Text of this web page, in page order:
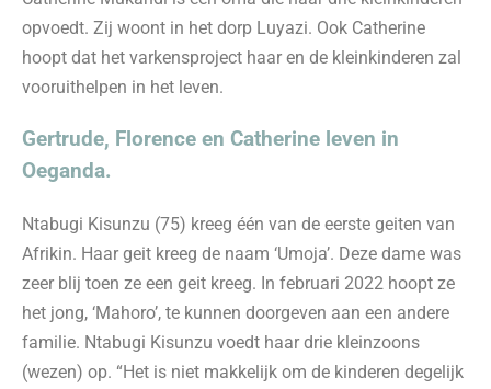
opvoedt. Zij woont in het dorp Luyazi. Ook Catherine
hoopt dat het varkensproject haar en de kleinkinderen zal
vooruithelpen in het leven.
Gertrude, Florence en Catherine leven in
Oeganda.
Ntabugi Kisunzu (75) kreeg één van de eerste geiten van
Afrikin. Haar geit kreeg de naam ‘Umoja’. Deze dame was
zeer blij toen ze een geit kreeg. In februari 2022 hoopt ze
het jong, ‘Mahoro’, te kunnen doorgeven aan een andere
familie. Ntabugi Kisunzu voedt haar drie kleinzoons
(wezen) op. “Het is niet makkelijk om de kinderen degelijk